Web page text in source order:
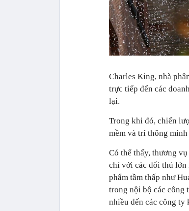
Charles King, nhà
trực tiếp đến các
lại.
Trong khi đó, chiến
mềm và trí thông
Có thể thấy, thương
chỉ với các đối thủ lớn
phẩm tầm thấp như
trong nội bộ các công
nhiều đến các công ty